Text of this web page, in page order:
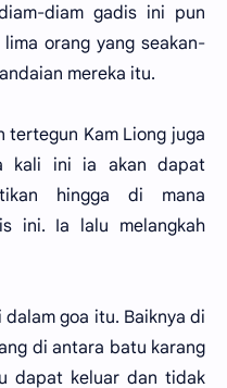
diam gadis ini pun
orang yang seakan-
mereka itu.
tertegun Kam Liong juga
kali ini ia akan dapat
hingga di mana
ini. Ia lalu melangkah
goa itu. Baiknya di
di antara batu karang
dapat keluar dan tidak